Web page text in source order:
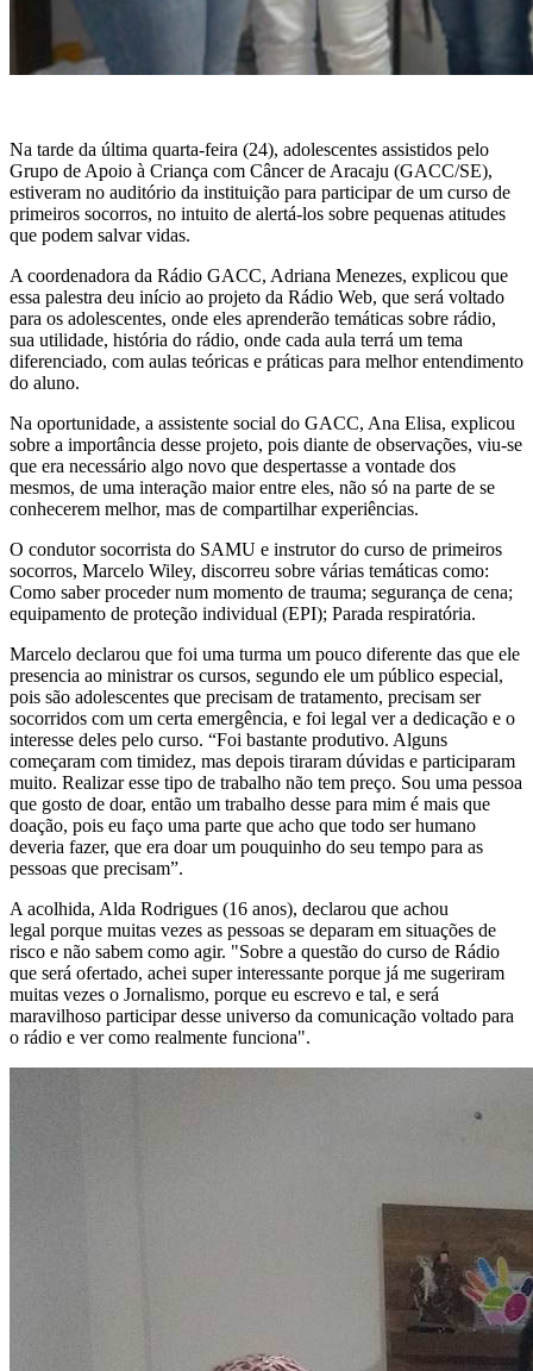
Na tarde da última quarta-feira (24), adolescentes assistidos pelo
Grupo de Apoio à Criança com Câncer de Aracaju (GACC/SE),
estiveram no auditório da instituição para participar de um curso de
primeiros socorros, no intuito de alertá-los sobre pequenas atitudes
que podem salvar vidas.
A coordenadora da Rádio GACC, Adriana Menezes, explicou que
essa palestra deu início ao projeto da Rádio Web, que será voltado
para os adolescentes, onde eles aprenderão temáticas sobre rádio,
sua utilidade, história do rádio, onde cada aula terrá um tema
diferenciado, com aulas teóricas e práticas para melhor entendimento
do aluno.
Na oportunidade, a assistente social do GACC, Ana Elisa, explicou
sobre a importância desse projeto, pois diante de observações, viu-se
que era necessário algo novo que despertasse a vontade dos
mesmos, de uma interação maior entre eles, não só na parte de se
conhecerem melhor, mas de compartilhar experiências.
O condutor socorrista do SAMU e instrutor do curso de primeiros
socorros, Marcelo Wiley, discorreu sobre várias temáticas como:
Como saber proceder num momento de trauma; segurança de cena;
equipamento de proteção individual (EPI); Parada respiratória.
Marcelo declarou que foi uma turma um pouco diferente das que ele
presencia ao ministrar os cursos, segundo ele um público especial,
pois são adolescentes que precisam de tratamento, precisam ser
socorridos com um certa emergência, e foi legal ver a dedicação e o
interesse deles pelo curso. “Foi bastante produtivo. Alguns
começaram com timidez, mas depois tiraram dúvidas e participaram
muito. Realizar esse tipo de trabalho não tem preço. Sou uma pessoa
que gosto de doar, então um trabalho desse para mim é mais que
doação, pois eu faço uma parte que acho que todo ser humano
deveria fazer, que era doar um pouquinho do seu tempo para as
pessoas que precisam”.
A acolhida, Alda Rodrigues (16 anos), declarou que achou
legal porque muitas vezes as pessoas se deparam em situações de
risco e não sabem como agir. "Sobre a questão do curso de Rádio
que será ofertado, achei super interessante porque já me sugeriram
muitas vezes o Jornalismo, porque eu escrevo e tal, e será
maravilhoso participar desse universo da comunicação voltado para
o rádio e ver como realmente funciona".